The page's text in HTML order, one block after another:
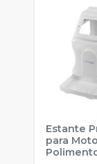
Estante
para